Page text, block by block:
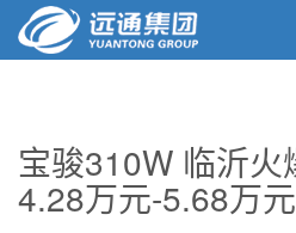
宝骏310W 临沂火
4.28万元-5.68万元